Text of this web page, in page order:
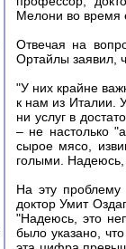
Мелони во время
Отвечая на
Ортайлы заявил,
"У них крайне
к нам из Италии.
ни услуг в
– не настолько
сырое мясо,
голыми. Надеюсь,
На эту
доктор Умит
"Надеюсь, это
было указано,